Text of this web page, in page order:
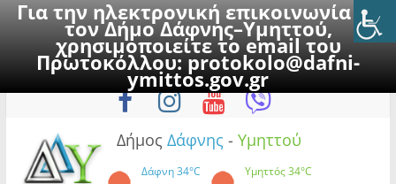
Για την ηλεκτρονική επικοινωνία με
τον Δήμο Δάφνης–Υμηττού,
χρησιμοποιείτε το email του
Πρωτοκόλλου:protokolo@dafni-
ymittos.gov.gr
to
Πέμπτη, 6 Αυγούστου 2026
Δήμος Δάφνης - Υμηττού
Δάφνη34°C Υμηττός34°C